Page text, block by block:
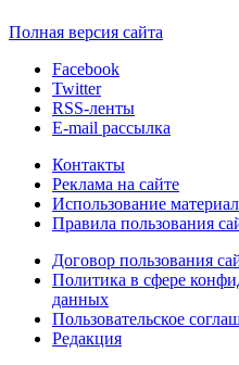
Полная версия сайта
Facebook
Twitter
RSS-ленты
E-mail рассылка
Контакты
Реклама на сайте
Использование
Правила пользования
Договор пользования
Политика в сфере
данных
Пользовательское
Редакция